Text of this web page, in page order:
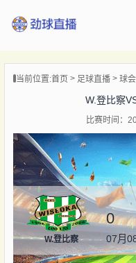
播
闻
当前位置:首页 足球直播 球
W.登比察
比赛时间：
W.登比察
0
07月